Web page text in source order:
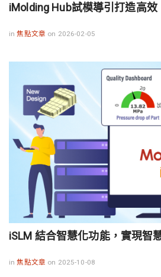
iMolding Hub試模導引打造高
in焦點文章 on 2026-02-05
iSLM 結合智慧化功能，實現智
in焦點文章 on 2025-10-08